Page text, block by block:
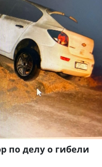
по делу о гибели